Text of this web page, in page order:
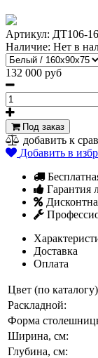
Артикул: ДТ106-
Наличие: Нет в
132 000 руб
Под заказ
добавить к
Добавить в
Гарантия
Доставка
Оплата
Цвет (по
Раскладной:
Форма
Ширина, см:
Глубина, см: